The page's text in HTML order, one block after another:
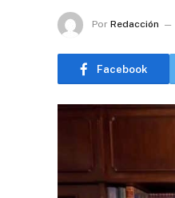
Por Redacción
Facebook